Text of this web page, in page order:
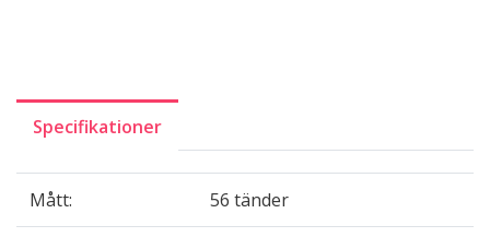
Specifikationer
Mått: 56 tänder